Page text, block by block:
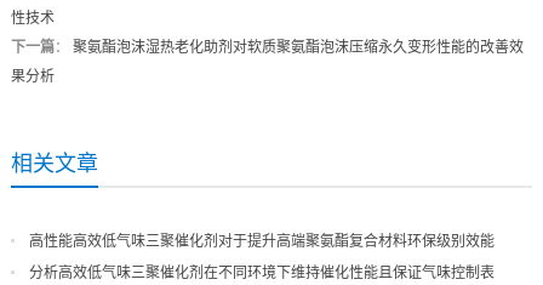
性技术
下一篇： 聚氨酯泡沫湿热老化助剂对软质聚氨酯泡沫压缩永久变形性能的改善效
果分析
相关文章
高性能高效低气味三聚催化剂对于提升高端聚氨酯复合材料环保级别效能
分析高效低气味三聚催化剂在不同环境下维持催化性能且保证气味控制表